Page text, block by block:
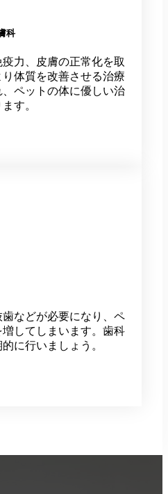
科
力、皮膚の正常化を取
り体質を改善させる治療
ペットの体に優しい治
す。
などが必要になり、ペ
増してしまいます。歯科
に行いましょう。